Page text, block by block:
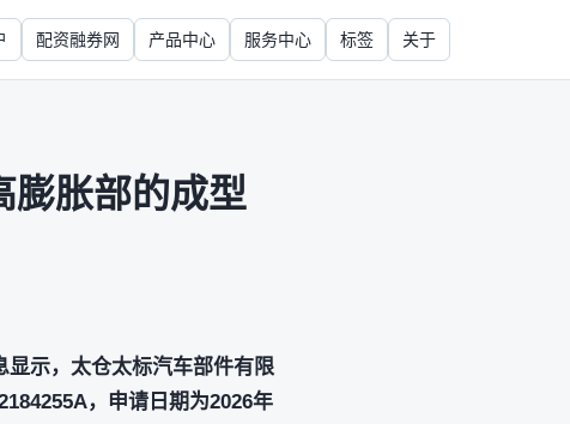
配资融券网 产品中心 服务中心 标签 关于
膨胀部的成型
示，太仓太标汽车部件有限
，申请日期为2026年